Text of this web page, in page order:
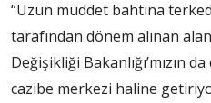
“Uzun müddet bahtına
tarafından dönem alınan
Değişikliği Bakanlığı’mızın
cazibe merkezi haline